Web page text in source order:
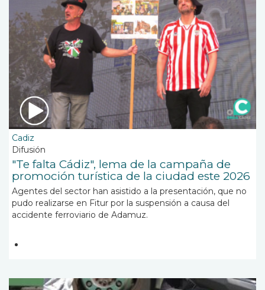
Cadiz
Difusión
"Te falta Cádiz", lema de la campaña de
promoción turística de la ciudad este 2026
Agentes del sector han asistido a la presentación, que no
pudo realizarse en Fitur por la suspensión a causa del
accidente ferroviario de Adamuz.